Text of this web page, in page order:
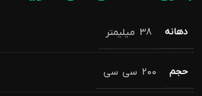
دهانه 38 میلیمتر
حجم 200 سی سی